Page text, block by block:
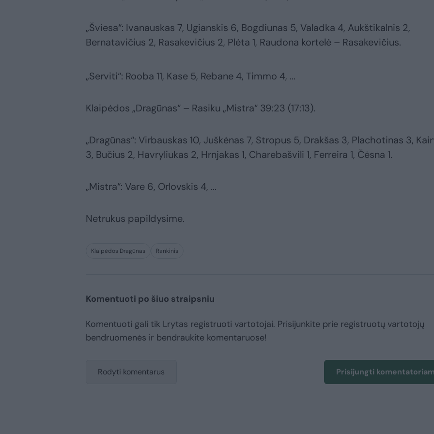
„Šviesa“: Ivanauskas 7, Ugianskis 6, Bogdiunas 5, Valadka 4, Aukštikalnis 2,
Bernatavičius 2, Rasakevičius 2, Plėta 1, Raudona kortelė – Rasakevičius.
„Serviti“: Rooba 11, Kase 5, Rebane 4, Timmo 4, ...
Klaipėdos „Dragūnas“ – Rasiku „Mistra“ 39:23 (17:13).
„Dragūnas“: Virbauskas 10, Juškėnas 7, Stropus 5, Drakšas 3, Plachotinas 3,
3, Bučius 2, Havryliukas 2, Hrnjakas 1, Charebašvili 1, Ferreira 1, Čėsna 1.
„Mistra“: Vare 6, Orlovskis 4, ...
Netrukus papildysime.
Klaipėdos Dragūnas Rankinis
Komentuoti po šiuo straipsniu
Komentuoti gali tik Lrytas registruoti vartotojai. Prisijunkite prie registruotų vartotojų
bendruomenės ir bendraukite komentaruose!
Rodyti komentarus Prisijungti